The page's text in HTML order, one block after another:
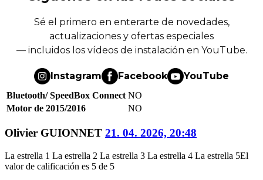
Sé el primero en enterarte de novedades,
actualizaciones y ofertas especiales
— incluidos los vídeos de instalación en YouTube.
Instagram Facebook YouTube
Bluetooth/ SpeedBox Connect NO
Motor de 2015/2016
NO
Olivier GUIONNET 21. 04. 2026, 20:48
La estrella 1 La estrella 2 La estrella 3 La estrella 4 La estrella 5El
valor de calificación es 5 de 5